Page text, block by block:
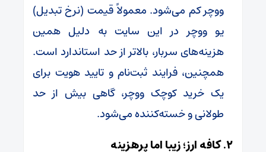
ووچر کم می‌شود. معمولاً قیمت (نرخ تبدیل)
یو ووچر در این سایت به دلیل همین
هزینه‌های سربار، بالاتر از حد استاندارد است.
همچنین، فرایند ثبت‌نام و تایید هویت برای
یک خرید کوچک ووچر، گاهی بیش از حد
طولانی و خسته‌کننده می‌شود.
۲. کافه ارز؛ زیبا اما پرهزینه